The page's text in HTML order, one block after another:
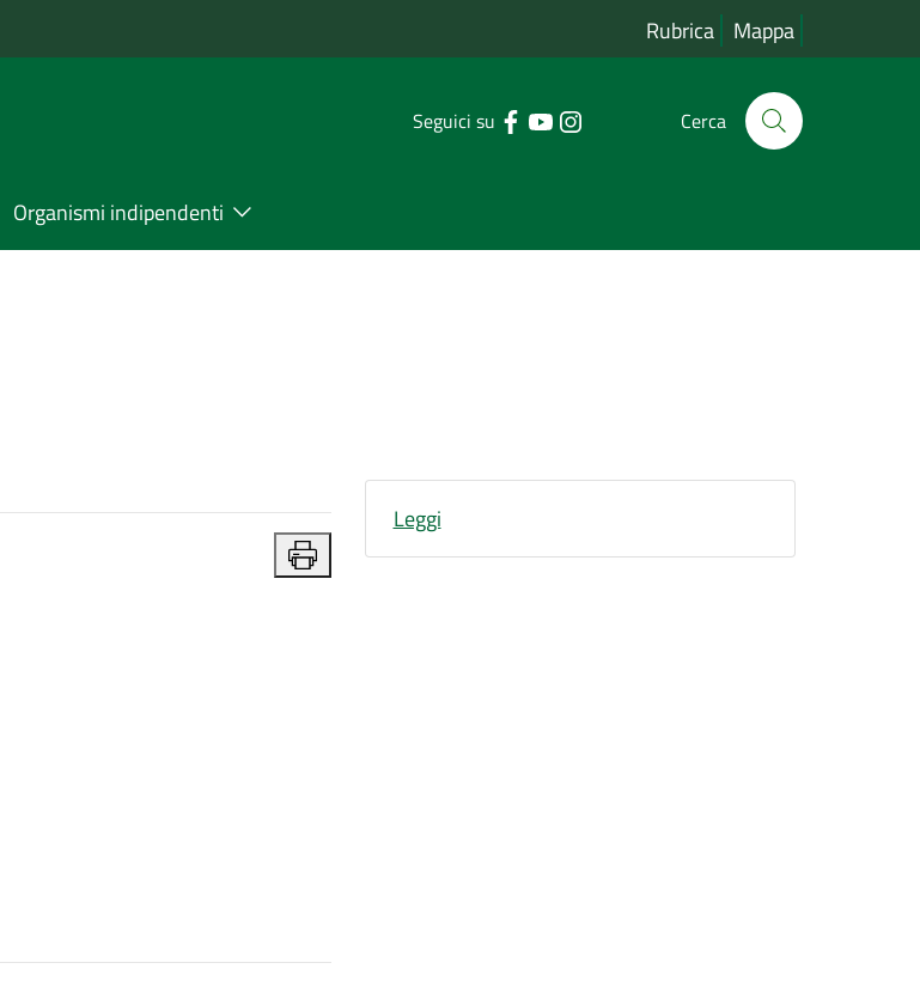
Rubrica Mappa
Seguici su Cerca
Organismi indipendenti
Leggi